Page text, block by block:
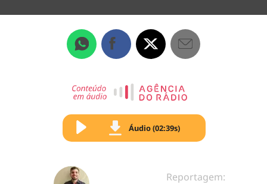
Áudio (02:39s)
Reportagem: